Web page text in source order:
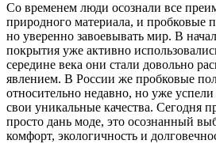
Со временем люди осознали все
природного материала, и пробковые
но уверенно завоевывать мир. В
покрытия уже активно
середине века они стали довольно
явлением. В России же пробковые
относительно недавно, но уже
свои уникальные качества. Сегодня
просто дань моде, это осознанный
комфорт, экологичность и